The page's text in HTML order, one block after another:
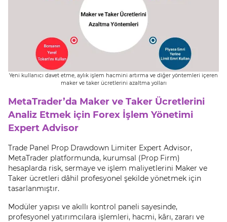
Yeni kullanıcı davet etme, aylık işlem hacmini artırma ve diğer yöntemleri içeren
maker ve taker ücretlerini azaltma yolları
MetaTrader’da Maker ve Taker Ücretlerini
Analiz Etmek için Forex İşlem Yönetimi
Expert Advisor
Trade Panel Prop Drawdown Limiter Expert Advisor,
MetaTrader platformunda, kurumsal (Prop Firm)
hesaplarda risk, sermaye ve işlem maliyetlerini Maker ve
Taker ücretleri dâhil profesyonel şekilde yönetmek için
tasarlanmıştır.
Modüler yapısı ve akıllı kontrol paneli sayesinde,
profesyonel yatırımcılara işlemleri, hacmi, kârı, zararı ve